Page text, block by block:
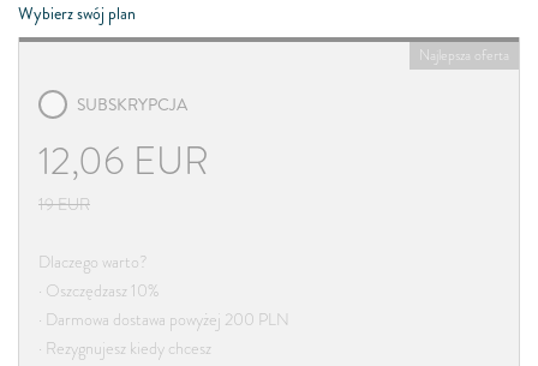
Wybierz swój plan
Najlepsza oferta
SUBSKRYPCJA
12,06 EUR
19EUR
Dlaczego warto?
· Oszczędzasz 10%
· Darmowa dostawa powyżej 200 PLN
· Rezygnujesz kiedy chcesz